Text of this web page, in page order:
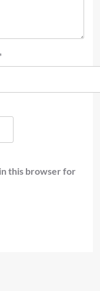
this browser for